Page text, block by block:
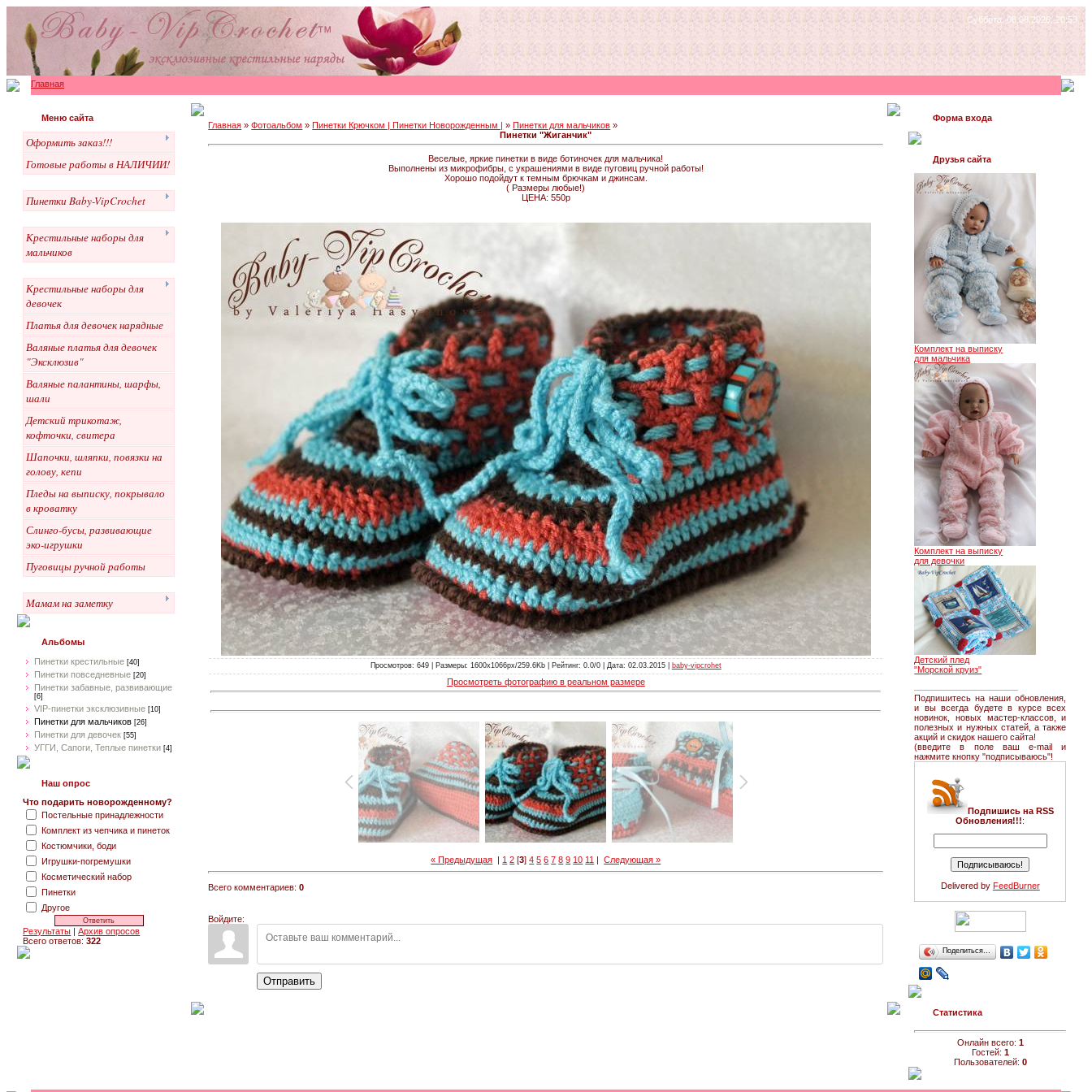
Суббота, 08.08.2026, 20:53
Главная
Меню сайта
Оформить заказ!!!
Готовые работы в НАЛИЧИИ!
Пинетки Baby-VipCrochet
Крестильные наборы для
мальчиков
Крестильные наборы для
девочек
Платья для девочек нарядные
Валяные платья для девочек
"Эксклюзив"
Валяные палантины, шарфы,
шали
Детский трикотаж,
кофточки, свитера
Шапочки, шляпки, повязки на
голову, кепи
Пледы на выписку, покрывало
в кроватку
Слинго-бусы, развивающие
эко-игрушки
Пуговицы ручной работы
Мамам на заметку
Альбомы
Пинетки крестильные [40]
Пинетки повседневные [20]
Пинетки забавные, развивающие
[6]
VIP-пинетки эксклюзивные [10]
Пинетки для мальчиков [26]
Пинетки для девочек [55]
УГГИ, Сапоги, Теплые пинетки [4]
Наш опрос
Что подарить новорожденному?
Постельные принадлежности
Комплект из чепчика и пинеток
Костюмчики, боди
Игрушки-погремушки
Косметический набор
Пинетки
Другое
Результаты |Архив опросов
Всего ответов:322
Главная »Фотоальбом »Пинетки Крючком | Пинетки Новорожденным | »Пинетки для мальчиков »
Пинетки "Жиганчик"
Веселые, яркие пинетки в виде ботиночек для мальчика!
Выполнены из микрофибры, с украшениями в виде пуговиц ручной работы!
Хорошо подойдут к темным брючкам и джинсам.
( Размеры любые!)
ЦЕНА: 550р
Просмотров: 649 | Размеры: 1600x1066px/259.6Kb | Рейтинг: 0.0/0 | Дата: 02.03.2015 | baby-vipcrohet
Просмотреть фотографию в реальном размере
« Предыдущая | 1 2 [3]4 5 6 7 8 9 10 11 |Следующая »
Всего комментариев:0
Войдите:
Отправить
Форма входа
Друзья сайта
Комплект на выписку
для мальчика
Комплект на выписку
для девочки
Детский плед
"Морской круиз"
Подпишитесь на наши обновления,
и вы всегда будете в курсе всех
новинок, новых мастер-классов, и
полезных и нужных статей, а также
акций и скидок нашего сайта!
(введите в поле ваш e-mail и
нажмите кнопку "подписываюсь"!
Подпишись на RSS
Обновления!!!:
Delivered by FeedBurner
Поделиться…
Статистика
Онлайн всего: 1
Гостей: 1
Пользователей: 0